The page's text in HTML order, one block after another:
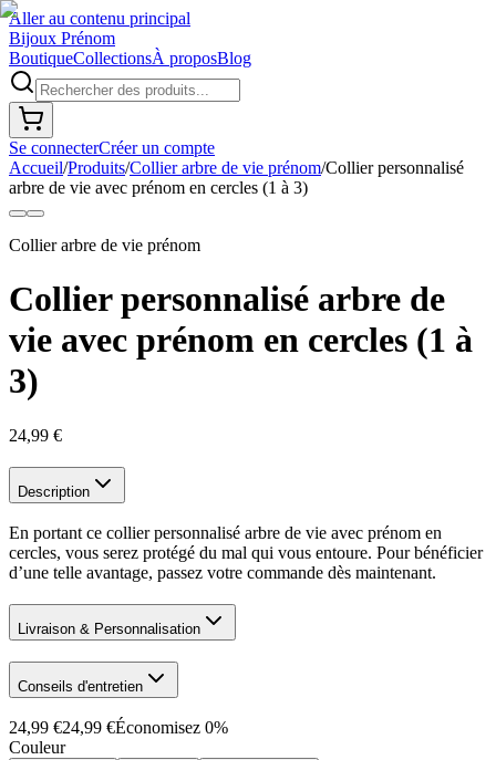
Aller au contenu principal
Bijoux Prénom
BoutiqueCollectionsÀ proposBlog
Se connecterCréer un compte
Accueil/Produits/Collier arbre de vie prénom/Collier personnalisé
arbre de vie avec prénom en cercles (1 à 3)
Collier arbre de vie prénom
Collier personnalisé arbre de
vie avec prénom en cercles (1 à
3)
24,99 €
Description
En portant ce collier personnalisé arbre de vie avec prénom en
cercles, vous serez protégé du mal qui vous entoure. Pour bénéficier
d’une telle avantage, passez votre commande dès maintenant.
Livraison & Personnalisation
Conseils d'entretien
24,99 €24,99 €Économisez 0%
Couleur